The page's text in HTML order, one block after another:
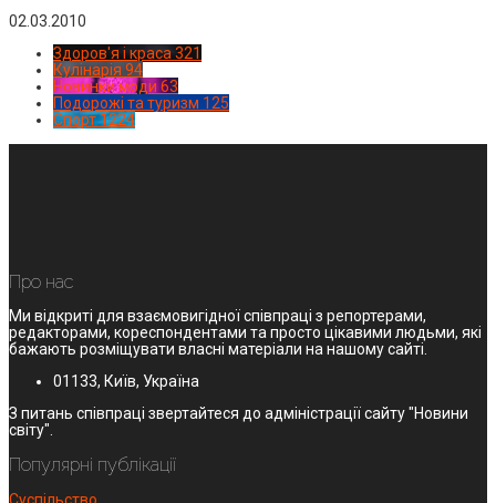
02.03.2010
Здоров'я і краса 321
Кулінарія 94
Новинки моди 63
Подорожі та туризм 125
Спорт1224
Про нас
Ми відкриті для взаємовигідної співпраці з репортерами,
редакторами, кореспондентами та просто цікавими людьми, які
бажають розміщувати власні матеріали на нашому сайті.
01133, Київ, Україна
З питань співпраці звертайтеся до адміністрації сайту "Новини
світу".
Популярні публікації
Суспільство